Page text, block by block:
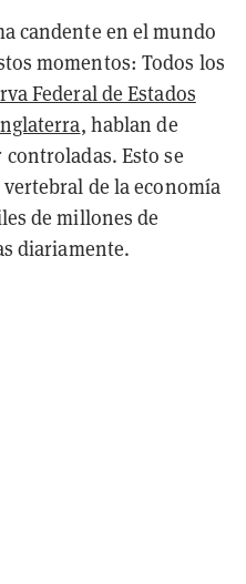
candente en el mundo
momentos: Todos los
Federal de Estados
, hablan de
Esto se
de la economía
de millones de
diariamente.